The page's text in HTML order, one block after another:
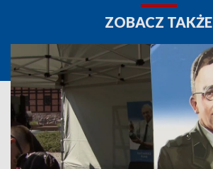
ZOBACZ TAKŻE